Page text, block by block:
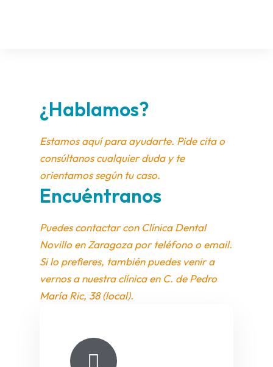
¿Hablamos?
Estamos aquí para ayudarte. Pide cita o
consúltanos cualquier duda y te
orientamos según tu caso.
Encuéntranos
Puedes contactar con Clínica Dental
Novillo en Zaragoza por teléfono o email.
Si lo prefieres, también puedes venir a
vernos a nuestra clínica en C. de Pedro
María Ric, 38 (local).